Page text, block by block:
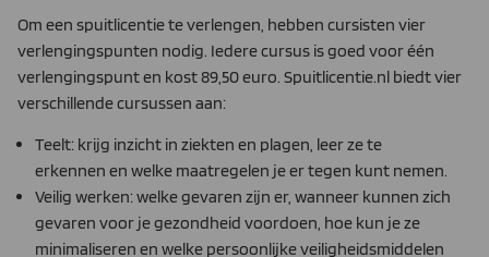
Om een spuitlicentie te verlengen, hebben cursisten vier
verlengingspunten nodig. Iedere cursus is goed voor één
verlengingspunt en kost 89,50 euro. Spuitlicentie.nl biedt vier
verschillende cursussen aan:
Teelt: krijg inzicht in ziekten en plagen, leer ze te
erkennen en welke maatregelen je er tegen kunt nemen.
Veilig werken: welke gevaren zijn er, wanneer kunnen zich
gevaren voor je gezondheid voordoen, hoe kun je ze
minimaliseren en welke persoonlijke veiligheidsmiddelen